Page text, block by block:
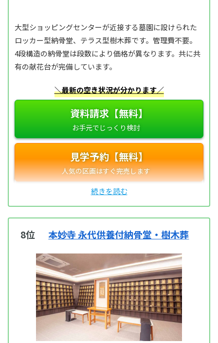
大型ショッピングセンターが近接する墓園に設けられた
ロッカー型納骨堂、テラス型樹木葬です。管理費不要。
4段構造の納骨堂は段数により価格が異なります。共に共
有の献花台が完備しています。
＼最新の空き状況が分かります／
資料請求【無料】
見学予約【無料】
8位 本妙寺 永代供養付納骨堂・樹木葬